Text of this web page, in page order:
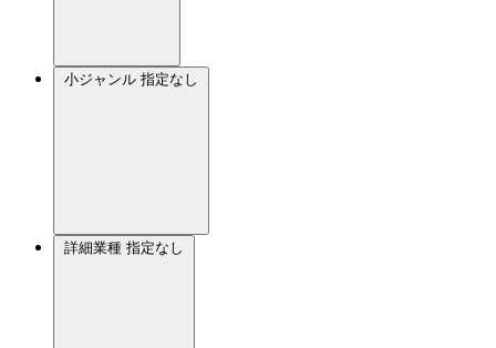
小ジャンル 指定なし
詳細業種 指定なし